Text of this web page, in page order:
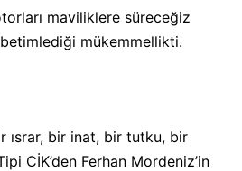
maviliklere süreceğiz
mükemmellikti.
ısrar, bir inat, bir tutku, bir
CİK’den Ferhan Mordeniz’in